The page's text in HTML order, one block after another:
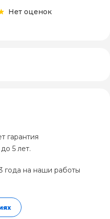
Нет оценок
гарантия
5 лет.
года на наши работы